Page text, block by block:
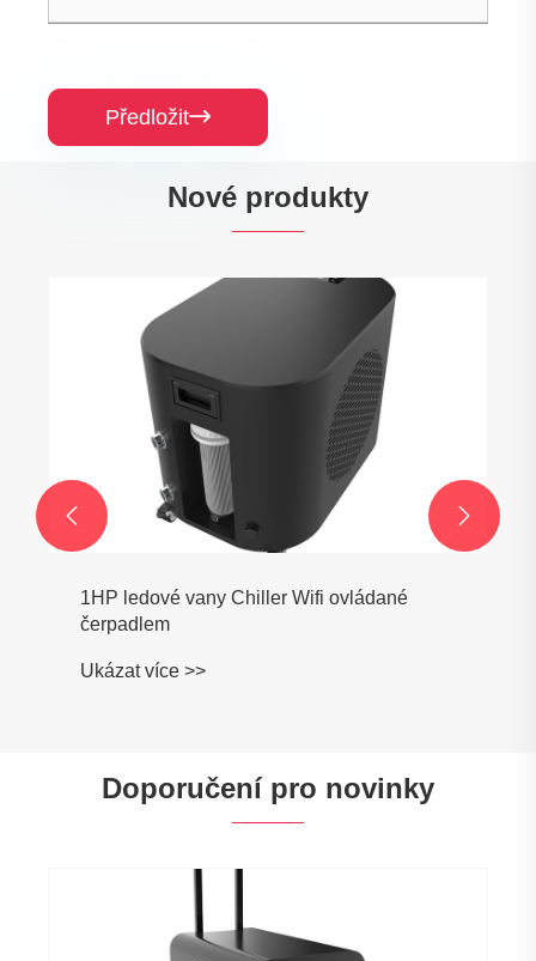
Předložit
Nové produkty
1HP ledové vany Chiller Wifi ovládané
čerpadlem
Ukázat více >>
 
Doporučení pro novinky